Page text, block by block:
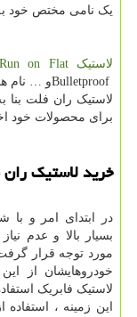
یک نامی مختص خود به
لاستیکRun on Flat
Bulletproofو … نام
لاستیک ران فلت بنا
برای محصولات خود
خرید لاستیک
در ابتدای امر و با
بسیار بالا و عدم
مورد توجه قرار
خودروهایشان از
لاستیک فابریک
این زمینه ،